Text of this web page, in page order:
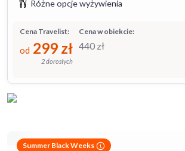
Różne opcje wyżywienia
Cena w obiekcie:
440 zł
Cena Travelist:
od 299 zł
2 dorosłych
Summer Black Weeks